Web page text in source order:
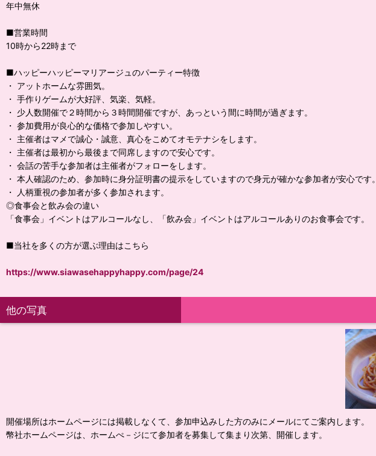
年中無休
■営業時間
10時から22時まで
■ハッピーハッピーマリアージュのパーティー特徴
・ アットホームな雰囲気。
・ 手作りゲームが大好評、気楽、気軽。
・ 少人数開催で２時間から３時間開催ですが、あっという間に時間が過ぎます。
・ 参加費用が良心的な価格で参加しやすい。
・ 主催者はマメで誠心・誠意、真心をこめてオモテナシをします。
・ 主催者は最初から最後まで同席しますので安心です。
・ 会話の苦手な参加者は主催者がフォローをします。
・ 本人確認のため、参加時に身分証明書の提示をしていますので身元が確かな参加者が安心です。
・ 人柄重視の参加者が多く参加されます。
◎食事会と飲み会の違い
「食事会」イベントはアルコールなし、「飲み会」イベントはアルコールありのお食事会です。
■当社を多くの方が選ぶ理由はこちら
https://www.siawasehappyhappy.com/page/24
他の写真
開催場所はホームページには掲載しなくて、参加申込みした方のみにメールにてご案内します。
幣社ホームページは、ホームぺ－ジにて参加者を募集して集まり次第、開催します。